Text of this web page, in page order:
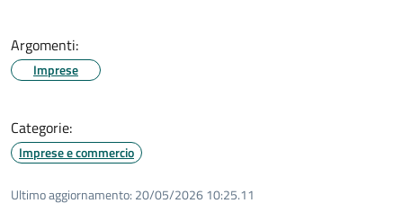
Argomenti:
Imprese
Categorie:
Imprese e commercio
Ultimo aggiornamento: 20/05/2026 10:25.11